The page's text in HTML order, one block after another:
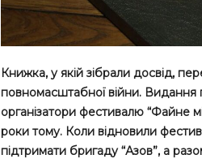
Книжка, у якій зібрали досвід,
повномасштабної війни. Видання
організатори фестивалю “Файне
роки тому. Коли відновили
підтримати бригаду “Азов”, а